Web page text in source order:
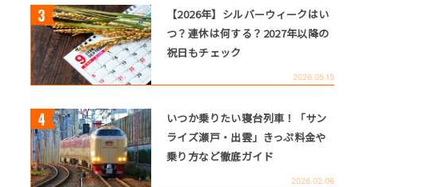
【2026年】シルバーウィークはい
つ？連休は何する？2027年以降の
祝日もチェック
2026.05.15
いつか乗りたい寝台列車！「サン
ライズ瀬戸・出雲」きっぷ料金や
乗り方など徹底ガイド
2026.02.06